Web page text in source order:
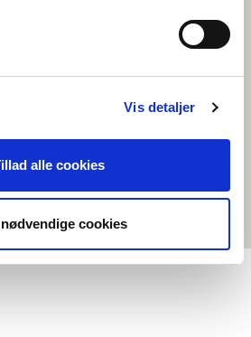
Vis detaljer
alle cookies
cookies
(iOS 11 eller nyare uppdatering) med
datum, så håll utkik
för nästa chattrunda!